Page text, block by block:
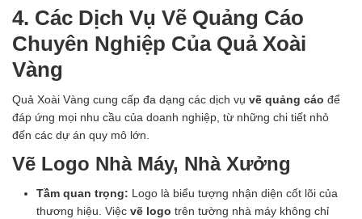
4. Các Dịch Vụ Vẽ Quảng Cáo
Chuyên Nghiệp Của Quả Xoài
Vàng
Quả Xoài Vàng cung cấp đa dạng các dịch vụ vẽ quảng cáo để
đáp ứng mọi nhu cầu của doanh nghiệp, từ những chi tiết nhỏ
đến các dự án quy mô lớn.
Vẽ Logo Nhà Máy, Nhà Xưởng
Tầm quan trọng: Logo là biểu tượng nhận diện cốt lõi của
thương hiệu. Việc vẽ logo trên tường nhà máy không chỉ